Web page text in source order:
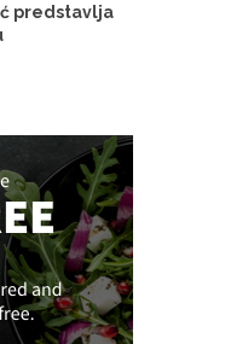
predstavlja